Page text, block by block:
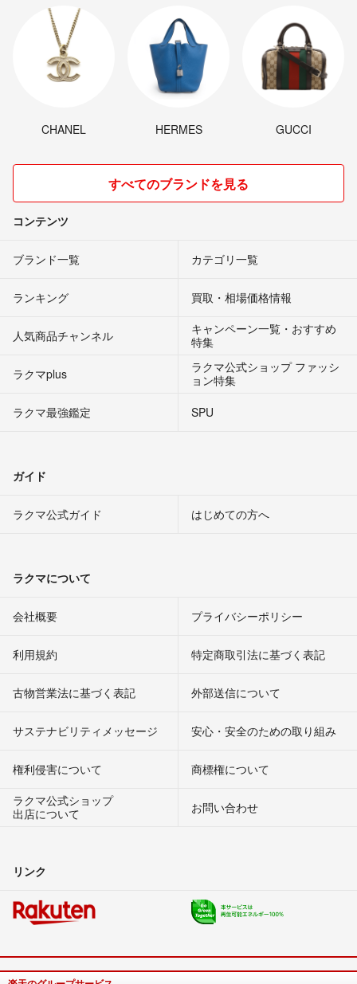
CHANEL HERMES GUCCI
すべてのブランドを見る
コンテンツ
ブランド一覧 カテゴリ一覧
ランキング 買取・相場価格情報
人気商品チャンネル
キャンペーン一覧・おすすめ
特集
ラクマplus
ラクマ公式ショップ ファッシ
ョン特集
ラクマ最強鑑定
SPU
ガイド
ラクマ公式ガイド はじめての方へ
ラクマについて
会社概要 プライバシーポリシー
利用規約 特定商取引法に基づく表記
古物営業法に基づく表記 外部送信について
サステナビリティメッセージ 安心・安全のための取り組み
権利侵害について
商標権について
ラクマ公式ショップ
出店について
お問い合わせ
リンク